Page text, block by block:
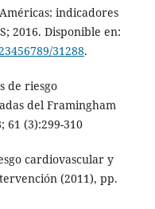
indicadores
2016. Disponible en:
31288.
de riesgo
del Framingham
61 (3):299-310
cardiovascular y
(2011), pp.